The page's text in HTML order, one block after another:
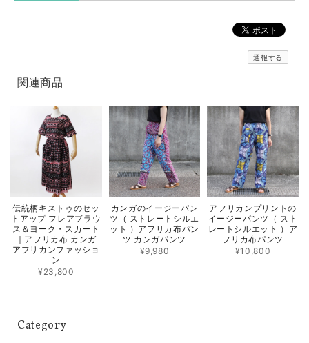
通報する
関連商品
伝統柄キストゥのセッ
トアップ フレアブラウ
ス＆ヨーク・スカート
｜アフリカ布 カンガ
アフリカンファッショ
ン
¥23,800
カンガのイージーパン
ツ（ ストレートシルエ
ット ）アフリカ布パン
ツ カンガパンツ
¥9,980
アフリカンプリントの
イージーパンツ（ スト
レートシルエット ）ア
フリカ布パンツ
¥10,800
Category